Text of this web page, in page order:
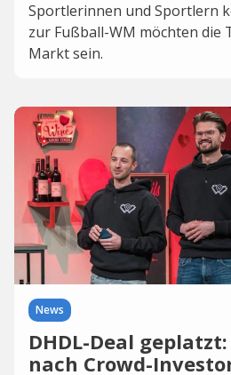
Sportlerinnen und Sportlern
zur Fußball-WM möchten die
Markt sein.
News
DHDL-Deal
nach Crowd-